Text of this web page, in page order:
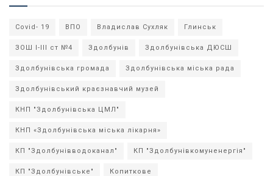
Covid- 19 ВПО Владислав Сухляк Глинськ
ЗОШ І-ІІІ ст №4 Здолбунів Здолбунівська ДЮСШ
Здолбунівська громада Здолбунівська міська рада
Здолбунівський краєзнавчий музей
КНП "Здолбунівська ЦМЛ"
КНП «Здолбунівська міська лікарня»
КП "Здолбунівводоканал" КП "Здолбунівкомуненергія"
КП "Здолбунівське" Копиткове